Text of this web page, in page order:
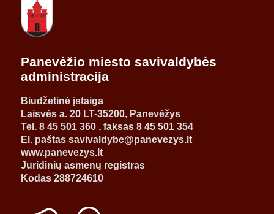
Panevėžio miesto savivaldybės
administracija
Biudžetinė įstaiga
Laisvės a. 20 LT-35200, Panevėžys
Tel. 8 45 501 360 , faksas 8 45 501 354
El. paštas savivaldybe@panevezys.lt
www.panevezys.lt
Juridinių asmenų registras
Kodas 288724610